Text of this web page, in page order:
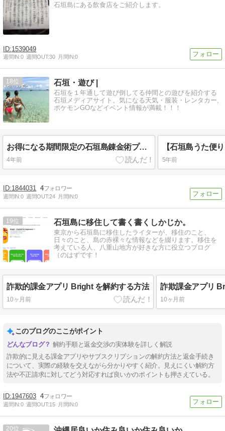
石垣島にある飲食店をご紹介します。
1539049
週間IN:0 週間OUT:30 月間IN:0
18 石垣・遊び |
石垣を１年通して遊び倒してる仲間との遊びを紹介する
石垣メディアサイト。気になる天気・服装・レンタカー,
ポケモンGOなどイベント情報が満載！！！
お得になる期間限定の石垣島錬金術プレミアムクーポン券！？
4年前 5年前
1844031 4
週間IN:0 週間OUT:24 月間IN:0
19 石垣島に移住して書く書くしかじか。
東京から石垣島に移住したライターが、移住のこと、
日々のこと、島の赤裸々な情報などを綴ります。移住を
考えている人、八重山地方が好きな方に役立つブログ
（のはずです！
詐欺的課金アプリ Bright を解約する方法
10ヶ月前 10ヶ月前
このブログのここがポイント
解約手順と返金交渉の実体験を詳しく解説
詐欺的に見える課金アプリやサブスクリプションの解約方法と返金手続き
について、実際の経験を交えながら分かりやすく紹介。見えにくい解約方
法や不正請求に対してどう対応すれば良いかのポイントも押さえている。
1947603 4
週間IN:0 週間OUT:15 月間IN:0
20